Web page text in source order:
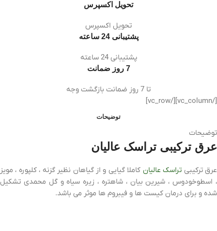
تحویل اکسپرس
تحویل اکسپرس
پشتیبانی 24 ساعته
پشتیبانی 24 ساعته
7 روز ضمانت
تا 7 روز ضمانت بازگشت وجه
[/vc_column][/vc_row]
توضیحات
توضیحات
عرق ترکیبی تراسک عالیان
عرق ترکیبی تراسک عالیان کاملا گیایی و از گیاهان نظیر گزنه ، کلپوره ، مویز
، اسطوخودوس ، شیرین بیان ، شاهتره ، زیره سیاه و گل محمدی تشکیل
شده و برای درمان کیست ها و فیبروم ها موثر می باشد.